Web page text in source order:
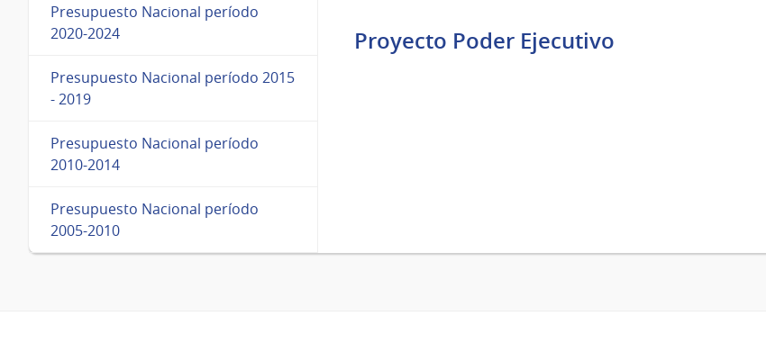
Presupuesto Nacional período
2020-2024
Presupuesto Nacional período 2015
- 2019
Presupuesto Nacional período
2010-2014
Presupuesto Nacional período
2005-2010
Proyecto Poder Ejecutivo